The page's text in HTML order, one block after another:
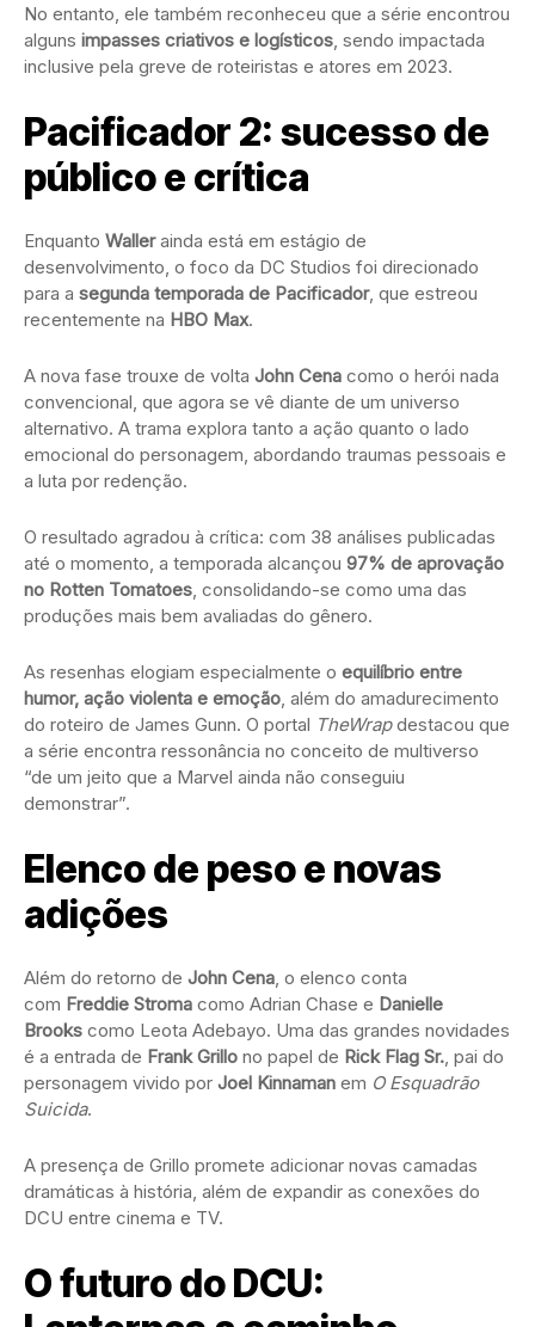
No entanto, ele também reconheceu que a série encontrou
alguns impasses criativos e logísticos, sendo impactada
inclusive pela greve de roteiristas e atores em 2023.
Pacificador 2: sucesso de
público e crítica
Enquanto Wallerainda está em estágio de
desenvolvimento, o foco da DC Studios foi direcionado
para a segunda temporada de Pacificador, que estreou
recentemente na HBO Max.
A nova fase trouxe de volta John Cena como o herói nada
convencional, que agora se vê diante de um universo
alternativo. A trama explora tanto a ação quanto o lado
emocional do personagem, abordando traumas pessoais e
a luta por redenção.
O resultado agradou à crítica: com 38 análises publicadas
até o momento, a temporada alcançou 97% de aprovação
no Rotten Tomatoes, consolidando-se como uma das
produções mais bem avaliadas do gênero.
As resenhas elogiam especialmente o equilíbrio entre
humor, ação violenta e emoção, além do amadurecimento
do roteiro de James Gunn. O portal TheWrapdestacou que
a série encontra ressonância no conceito de multiverso
“de um jeito que a Marvel ainda não conseguiu
demonstrar”.
Elenco de peso e novas
adições
Além do retorno de John Cena, o elenco conta
com Freddie Stroma como Adrian Chase e Danielle
Brooks como Leota Adebayo. Uma das grandes novidades
é a entrada de Frank Grillo no papel de Rick Flag Sr., pai do
personagem vivido por Joel Kinnaman em O Esquadrão
Suicida.
A presença de Grillo promete adicionar novas camadas
dramáticas à história, além de expandir as conexões do
DCU entre cinema e TV.
O futuro do DCU: